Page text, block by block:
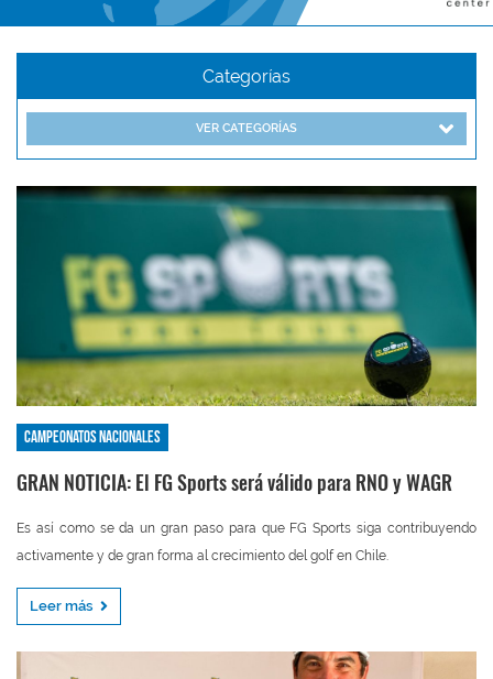
Categorías
VER CATEGORÍAS
Campeonatos nacionales
GRAN NOTICIA: El FG Sports será válido para RNO y WAGR
Es así como se da un gran paso para que FG Sports siga contribuyendo
activamente y de gran forma al crecimiento del golf en Chile.
Leer más